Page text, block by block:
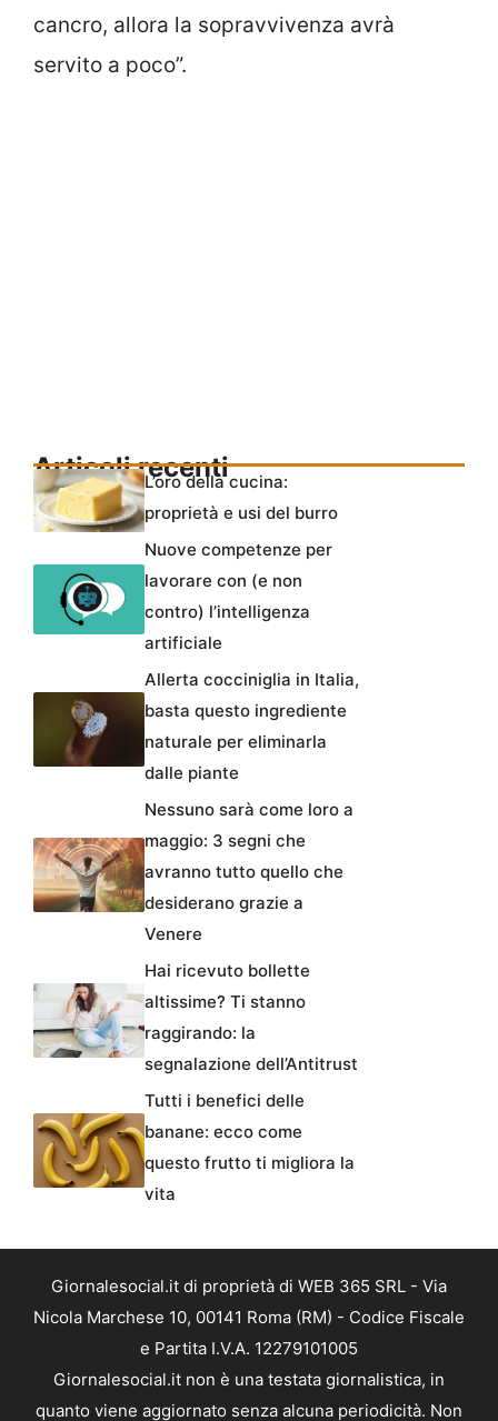
cancro, allora la sopravvivenza avrà
servito a poco”.
Articoli recenti
L’oro della cucina:
proprietà e usi del burro
Nuove competenze per
lavorare con (e non
contro) l’intelligenza
artificiale
Allerta cocciniglia in Italia,
basta questo ingrediente
naturale per eliminarla
dalle piante
Nessuno sarà come loro a
maggio: 3 segni che
avranno tutto quello che
desiderano grazie a
Venere
Hai ricevuto bollette
altissime? Ti stanno
raggirando: la
segnalazione dell’Antitrust
Tutti i benefici delle
banane: ecco come
questo frutto ti migliora la
vita
Giornalesocial.it di proprietà di WEB 365 SRL - Via
Nicola Marchese 10, 00141 Roma (RM) - Codice Fiscale
e Partita I.V.A. 12279101005
Giornalesocial.it non è una testata giornalistica, in
quanto viene aggiornato senza alcuna periodicità. Non